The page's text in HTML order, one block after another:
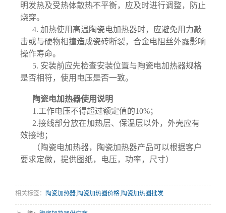
明发热及受热体散热不平衡，应及时进行调整，防止
烧穿。
4. 加热使用高温陶瓷电加热器时，应避免用力敲
击或与硬物相撞造成瓷砖断裂，合金电阻丝外露影响
操作寿命。
5. 安装前应先检查安装位置与陶瓷电加热器规格
是否相符，使用电压是否一致。
陶瓷电加热器使用说明
1.工作电压不得超过额定值的10%；
2.接线部分放在加热层、保温层以外，外壳应有
效接地；
（陶瓷电加热器，陶瓷加热器产品可以根据客户
要求定做，提供图纸，电压，功率，尺寸）
相关标签： 陶瓷加热器 陶瓷加热圈价格 陶瓷加热圈批发